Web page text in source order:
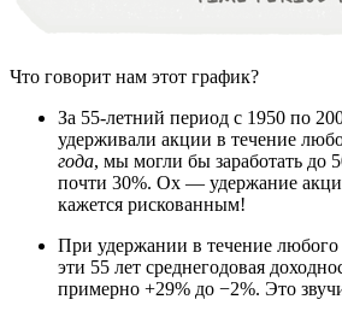
Что говорит нам этот график?
За 55-летний период с 1950 по
удерживали акции в течение
года, мы могли бы заработать до
почти 30%. Ох — удержание
кажется рискованным!
При удержании в течение любого
эти 55 лет среднегодовая
примерно +29% до −2%. Это